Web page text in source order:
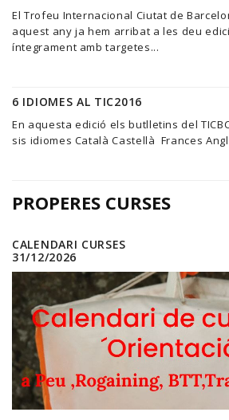
El Trofeu Internacional Ciutat de
aquest any ja hem arribat a les deu
íntegrament amb targetes...
6 IDIOMES AL TIC2016
En aquesta edició els butlletins del
sis idiomes Català Castellà Frances
PROPERES CURSES
CALENDARI CURSES
31/12/2026